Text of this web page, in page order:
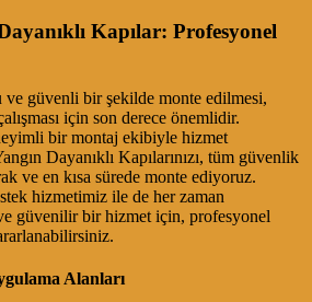
Kapılar: Profesyonel
ve güvenli bir şekilde monte edilmesi,
için son derece önemlidir.
bir montaj ekibiyle hizmet
Dayanıklı Kapılarınızı, tüm güvenlik
ve en kısa sürede monte ediyoruz.
hizmetimiz ile de her zaman
güvenilir bir hizmet için, profesyonel
Alanları